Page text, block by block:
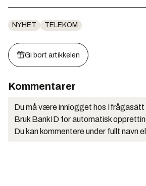
NYHET TELEKOM
Gi bort artikkelen
Kommentarer
Du må være innlogget hos Ifrågasätt
Bruk BankID for automatisk
Du kan kommentere under fullt navn